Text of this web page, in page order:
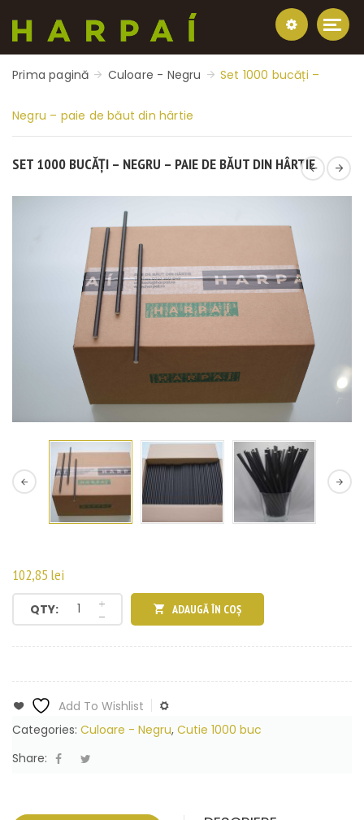
Prima pagină Culoare - Negru Set 1000 bucăți –
Negru – paie de băut din hârtie
SET 1000 BUCĂȚI – NEGRU – PAIE DE BĂUT DIN HÂRTIE
102,85 lei
QTY: ADAUGĂ ÎN COȘ
Add To Wishlist
Categories: Culoare - Negru, Cutie 1000 buc
Share: